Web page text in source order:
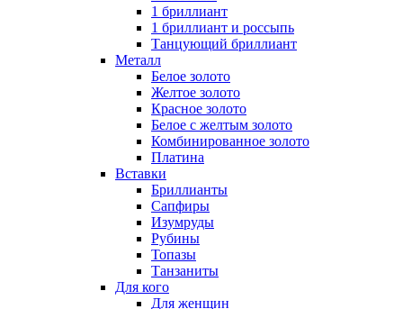
1 бриллиант
1 бриллиант и россыпь
Танцующий бриллиант
Металл
Белое золото
Желтое золото
Красное золото
Белое с желтым золото
Комбинированное золото
Платина
Вставки
Бриллианты
Сапфиры
Изумруды
Рубины
Топазы
Танзаниты
Для кого
Для женщин